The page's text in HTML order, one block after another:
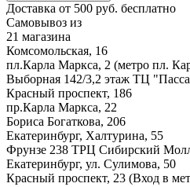
Доставка от 500 руб. бесплатно
Самовывоз из
21 магазина
Комсомольская, 16
пл.Карла Маркса, 2 (метро пл.
Выборная 142/3,2 этаж ТЦ
Красный проспект, 186
пр.Карла Маркса, 22
Бориса Богаткова, 206
Екатеринбург, Халтурина, 55
Фрунзе 238 ТРЦ Сибирский
Екатеринбург, ул. Сулимова, 50
Красный проспект, 23 (Вход в